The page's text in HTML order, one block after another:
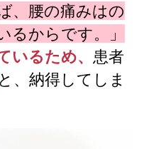
、腰の痛みはの
るからです。」
いるため、 患者
と、納得してしま